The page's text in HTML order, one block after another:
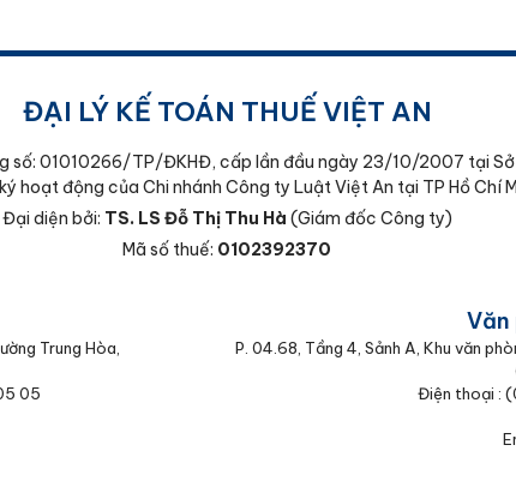
ĐẠI LÝ KẾ TOÁN THUẾ VIỆT AN
số: 01010266/TP/ĐKHĐ, cấp lần đầu ngày 23/10/2007 tại Sở
hoạt động của Chi nhánh Công ty Luật Việt An tại TP Hồ Chí
Đại diện bởi: TS. LS Đỗ Thị Thu Hà (Giám đốc Công ty)
Mã số thuế: 0102392370
Trung Hòa,
05
Văn
P. 04.68, Tầng 4, Sảnh A, Khu văn
Điện thoại :